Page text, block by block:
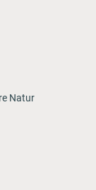
Natur